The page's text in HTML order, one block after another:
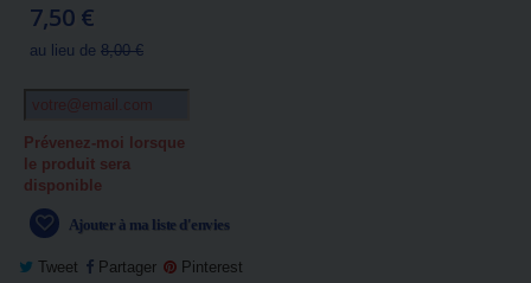
7,50 €
au lieu de 8,00 €
Prévenez-moi lorsque
le produit sera
disponible
Ajouter à ma liste d'envies
Tweet Partager Pinterest